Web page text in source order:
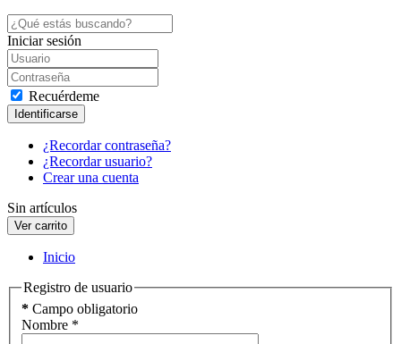
Iniciar sesión
Recuérdeme
Identificarse
¿Recordar contraseña?
¿Recordar usuario?
Crear una cuenta
Sin artículos
Inicio
Registro de usuario
* Campo obligatorio
Nombre *